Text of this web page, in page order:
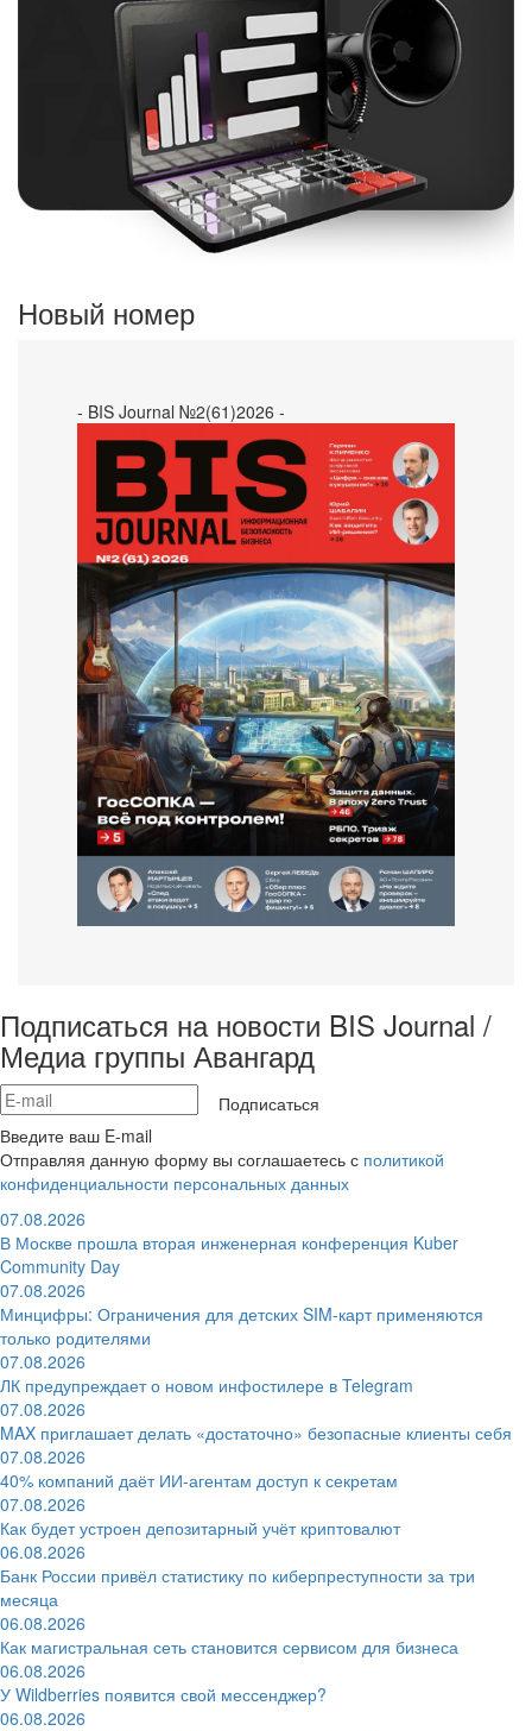
Новый номер
- BIS Journal №2(61)2026 -
Подписаться на новости BIS Journal /
Медиа группы Авангард
Подписаться
Введите ваш E-mail
Отправляя данную форму вы соглашаетесь с политикой
конфиденциальности персональных данных
07.08.2026
В Москве прошла вторая инженерная конференция Kuber
Community Day
07.08.2026
Минцифры: Ограничения для детских SIM-карт применяются
только родителями
07.08.2026
ЛК предупреждает о новом инфостилере в Telegram
07.08.2026
MAX приглашает делать «достаточно» безопасные клиенты себя
07.08.2026
40% компаний даёт ИИ‑агентам доступ к секретам
07.08.2026
Как будет устроен депозитарный учёт криптовалют
06.08.2026
Банк России привёл статистику по киберпреступности за три
месяца
06.08.2026
Как магистральная сеть становится сервисом для бизнеса
06.08.2026
У Wildberries появится свой мессенджер?
06.08.2026